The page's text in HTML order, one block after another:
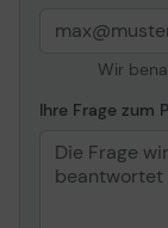
Wir
Ihre Frage zum